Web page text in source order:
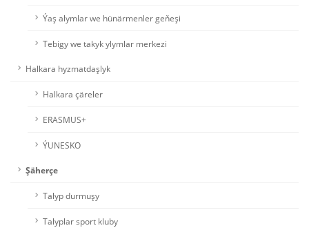
Ýaş alymlar we hünärmenler geňeşi
Tebigy we takyk ylymlar merkezi
Halkara hyzmatdaşlyk
Halkara çäreler
ERASMUS+
ÝUNESKO
Şäherçe
Talyp durmuşy
Talyplar sport kluby